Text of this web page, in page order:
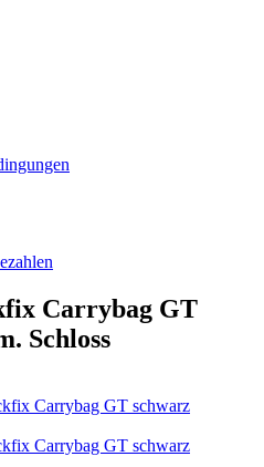
Carrybag GT
Schloss